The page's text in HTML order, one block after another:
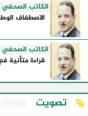
الكاتب
الاصطفاف
الكاتب
قراءة متأنية
تصويت